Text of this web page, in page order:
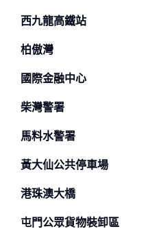
西九龍高鐵站
柏傲灣
國際金融中心
柴灣警署
馬料水警署
黃大仙公共停車場
港珠澳大橋
屯門公眾貨物裝卸區